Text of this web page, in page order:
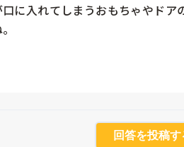
に入れてしまうおもちゃやド
回答を投稿す